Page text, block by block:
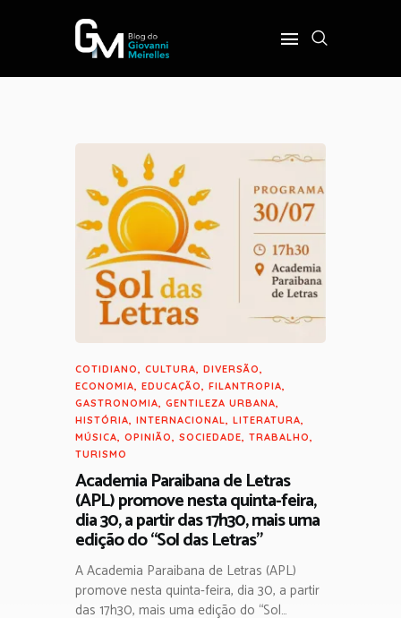
POLÍTICA
COTIDIANO
OPINIÃO
PODER
SOBRE
COTIDIANO, CULTURA, DIVERSÃO,
ECONOMIA, EDUCAÇÃO, FILANTROPIA,
GASTRONOMIA, GENTILEZA URBANA,
HISTÓRIA, INTERNACIONAL, LITERATURA,
MÚSICA, OPINIÃO, SOCIEDADE, TRABALHO,
TURISMO
Academia Paraibana de Letras
(APL) promove nesta quinta-feira,
dia 30, a partir das 17h30, mais uma
edição do “Sol das Letras”
A Academia Paraibana de Letras (APL)
promove nesta quinta-feira, dia 30, a partir
das 17h30, mais uma edição do “Sol…